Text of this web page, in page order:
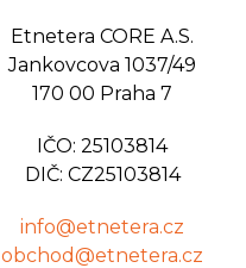
Etnetera CORE A.s.
Jankovcova 1037/49
170 00 Praha 7
IČO: 25103814
DIČ: CZ25103814
info@etnetera.cz
obchod@etnetera.cz